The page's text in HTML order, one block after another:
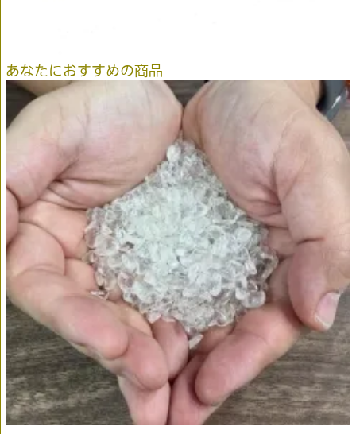
あなたにおすすめの商品